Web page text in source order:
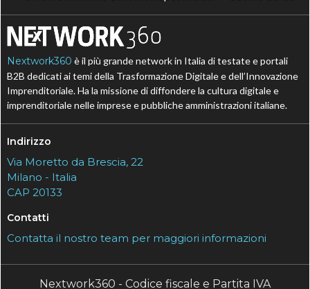
Nextwork360 è il più grande network in Italia di testate e portali
B2B dedicati ai temi della Trasformazione Digitale e dell’Innovazione
Imprenditoriale. Ha la missione di diffondere la cultura digitale e
imprenditoriale nelle imprese e pubbliche amministrazioni italiane.
Indirizzo
Via Moretto da Brescia, 22
Milano - Italia
CAP 20133
Contatti
Contatta il nostro team per maggiori informazioni
Nextwork360 - Codice fiscale e Partita IVA